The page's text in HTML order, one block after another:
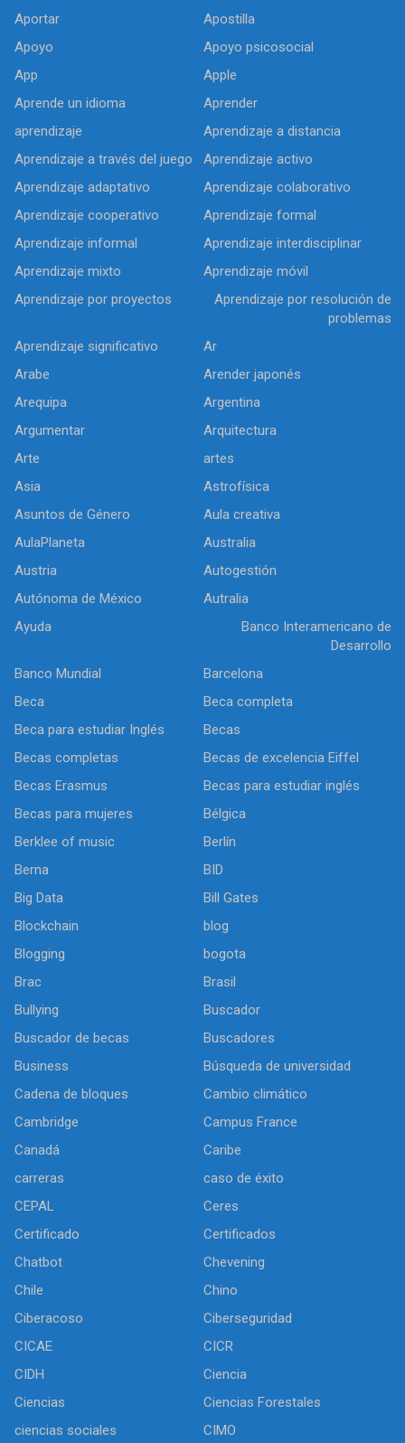
Aportar
Apostilla
Apoyo
Apoyo psicosocial
App
Apple
Aprende un idioma
Aprender
aprendizaje
Aprendizaje a distancia
Aprendizaje a través del juego
Aprendizaje activo
Aprendizaje adaptativo
Aprendizaje colaborativo
Aprendizaje cooperativo
Aprendizaje formal
Aprendizaje informal
Aprendizaje interdisciplinar
Aprendizaje mixto
Aprendizaje móvil
Aprendizaje por proyectos
Aprendizaje por resolución de
problemas
Aprendizaje significativo
Ar
Arabe
Arender japonés
Arequipa
Argentina
Argumentar
Arquitectura
Arte
artes
Asia
Astrofísica
Asuntos de Género
Aula creativa
AulaPlaneta
Australia
Austria
Autogestión
Autónoma de México
Autralia
Ayuda
Banco Interamericano de
Desarrollo
Banco Mundial
Barcelona
Beca
Beca completa
Beca para estudiar Inglés
Becas
Becas completas
Becas de excelencia Eiffel
Becas Erasmus
Becas para estudiar inglés
Becas para mujeres
Bélgica
Berklee of music
Berlín
Berna
BID
Big Data
Bill Gates
Blockchain
blog
Blogging
bogota
Brac
Brasil
Bullying
Buscador
Buscador de becas
Buscadores
Business
Búsqueda de universidad
Cadena de bloques
Cambio climático
Cambridge
Campus France
Canadá
Caribe
carreras
caso de éxito
CEPAL
Ceres
Certificado
Certificados
Chatbot
Chevening
Chile
Chino
Ciberacoso
Ciberseguridad
CICAE
CICR
CIDH
Ciencia
Ciencias
Ciencias Forestales
ciencias sociales
CIMO